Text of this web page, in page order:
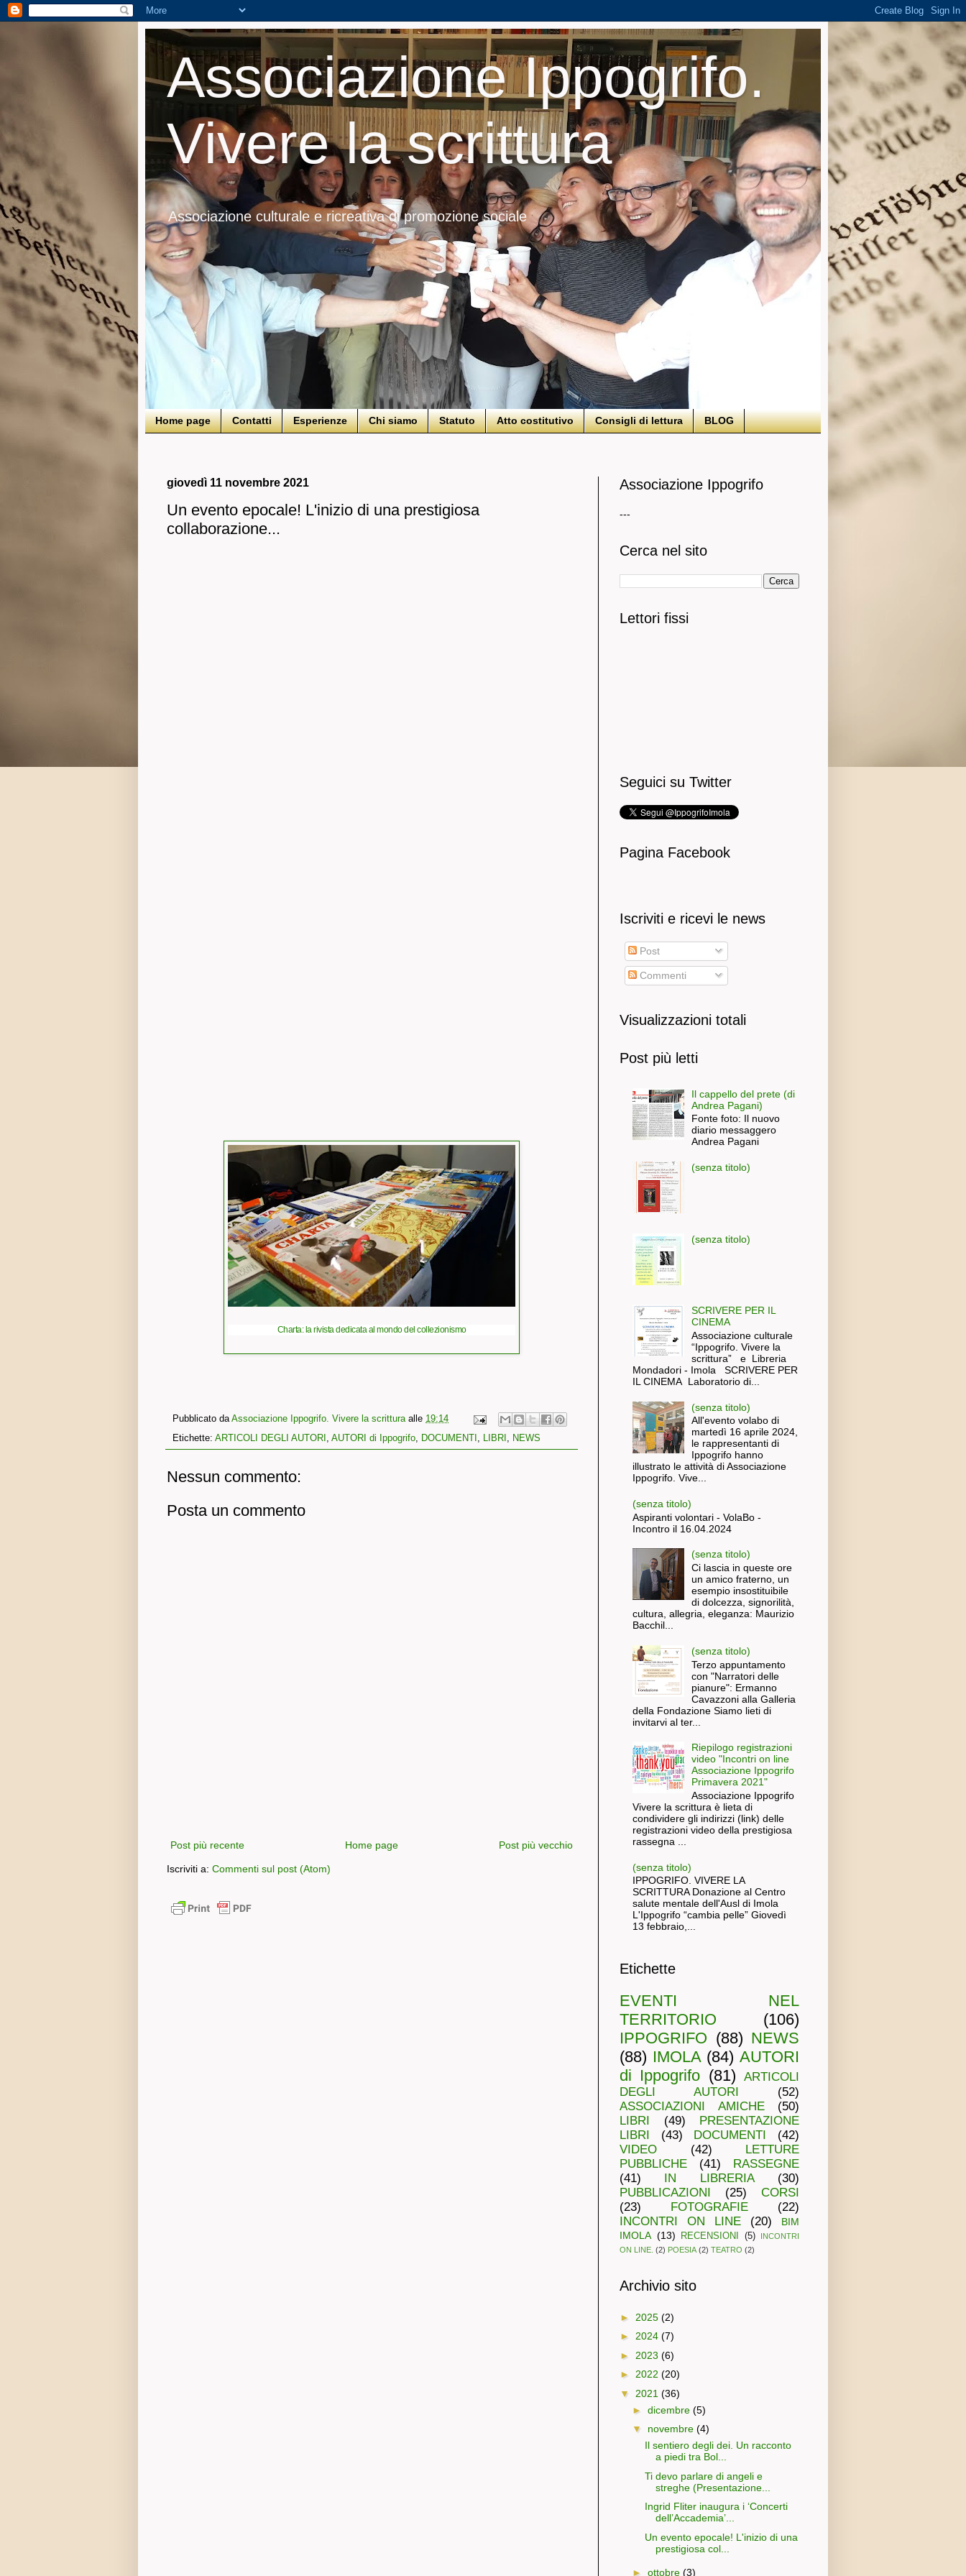
Associazione Ippogrifo.
Vivere la scrittura
Associazione culturale e ricreativa di promozione sociale
Home page Contatti Esperienze Chi siamo Statuto Atto costitutivo Consigli di lettura BLOG
giovedì 11 novembre 2021
Un evento epocale! L'inizio di una prestigiosa
collaborazione...
Charta: la rivista dedicata al mondo del collezionismo
Pubblicato daAssociazione Ippogrifo. Vivere la scrittura alle 19:14
Etichette: ARTICOLI DEGLI AUTORI , AUTORI di Ippogrifo, DOCUMENTI , LIBRI , NEWS
Nessun commento:
Posta un commento
Post più recente Post più vecchio
Home page
Iscriviti a: Commenti sul post (Atom)
Associazione Ippogrifo
---
Cerca nel sito
Lettori fissi
Seguici su Twitter
Pagina Facebook
Iscriviti e ricevi le news
Post
Commenti
Visualizzazioni totali
Post più letti
Il cappello del prete (di
Andrea Pagani)
Fonte foto: Il nuovo
diario messaggero
Andrea Pagani
(senza titolo)
(senza titolo)
SCRIVERE PER IL
CINEMA
Associazione culturale
“Ippogrifo. Vivere la
scrittura” e Libreria
Mondadori - Imola SCRIVERE PER
IL CINEMA Laboratorio di...
(senza titolo)
All'evento volabo di
martedì 16 aprile 2024,
le rappresentanti di
Ippogrifo hanno
illustrato le attività di Associazione
Ippogrifo. Vive...
(senza titolo)
Aspiranti volontari - VolaBo -
Incontro il 16.04.2024
(senza titolo)
Ci lascia in queste ore
un amico fraterno, un
esempio insostituibile
di dolcezza, signorilità,
cultura, allegria, eleganza: Maurizio
Bacchil...
(senza titolo)
Terzo appuntamento
con "Narratori delle
pianure": Ermanno
Cavazzoni alla Galleria
della Fondazione Siamo lieti di
invitarvi al ter...
Riepilogo registrazioni
video "Incontri on line
Associazione Ippogrifo
Primavera 2021"
Associazione Ippogrifo
Vivere la scrittura è lieta di
condividere gli indirizzi (link) delle
registrazioni video della prestigiosa
rassegna ...
(senza titolo)
IPPOGRIFO. VIVERE LA
SCRITTURA Donazione al Centro
salute mentale dell'Ausl di Imola
L'Ippogrifo “cambia pelle” Giovedì
13 febbraio,...
Etichette
EVENTI NEL
TERRITORIO
(106)
IPPOGRIFO (88) NEWS
(88) IMOLA (84) AUTORI
di Ippogrifo (81)
ARTICOLI
DEGLI AUTORI
(52)
ASSOCIAZIONI AMICHE
(50)
LIBRI
(49)
PRESENTAZIONE
LIBRI
(43) DOCUMENTI
(42)
VIDEO
(42)
LETTURE
PUBBLICHE
(41)
RASSEGNE
(41)
IN LIBRERIA
(30)
PUBBLICAZIONI
(25)
CORSI
(23)
FOTOGRAFIE
(22)
INCONTRI ON LINE
(20)
BIM
IMOLA (13) RECENSIONI (5)
INCONTRI
ON LINE. (2) POESIA (2) TEATRO (2)
Archivio sito
► 2025 (2)
► 2024 (7)
► 2023 (6)
► 2022 (20)
▼ 2021 (36)
► dicembre (5)
▼ novembre (4)
Il sentiero degli dei. Un racconto
a piedi tra Bol...
Ti devo parlare di angeli e
streghe (Presentazione...
Ingrid Fliter inaugura i ‘Concerti
dell’Accademia’...
Un evento epocale! L'inizio di una
prestigiosa col...
► ottobre (3)